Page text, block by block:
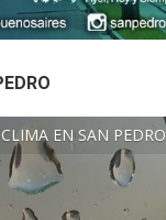
CLIMA EN SAN PEDRO